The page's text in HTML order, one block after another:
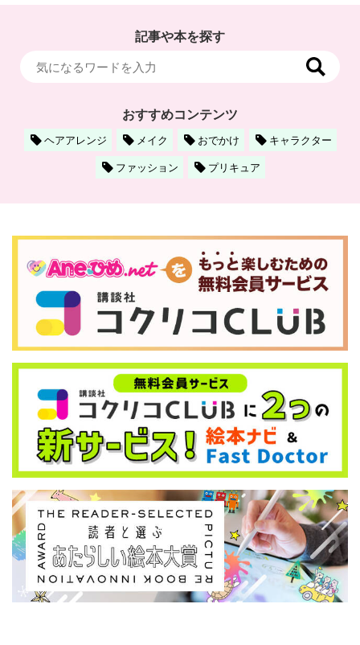
記事や本を探す
おすすめコンテンツ
ヘアアレンジ メイク おでかけ
キャラクター
ファッション
プリキュア